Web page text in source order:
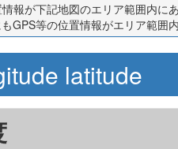
報が下記地図のエリア範囲内に
GPS等の位置情報がエリア範囲
latitude